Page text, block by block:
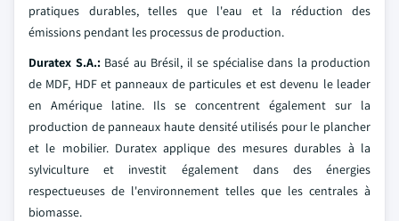
pratiques durables, telles que l'eau et la réduction des
émissions pendant les processus de production.
Duratex S.A.:Basé au Brésil, il se spécialise dans la production
de MDF, HDF et panneaux de particules et est devenu le leader
en Amérique latine. Ils se concentrent également sur la
production de panneaux haute densité utilisés pour le plancher
et le mobilier. Duratex applique des mesures durables à la
sylviculture et investit également dans des énergies
respectueuses de l'environnement telles que les centrales à
biomasse.